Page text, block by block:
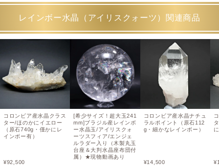
レインボー水晶（アイリスクォーツ）関連商品
コロンビア産水晶クラス
ター/ほのかにイエロー
（原石740g・僅かにレ
インボー有）
¥92,500
[希少サイズ！超大玉241
mm]ブラジル産レインボ
ー水晶玉/アイリスクォ
ーツスフィア/エンジェ
ルラダー入り（木製丸玉
台座＆大判水晶座布団付
属）★現物動画あり
コロンビア産水晶ナチュ
ラルポイント（原石112
g・細かなレインボー）
¥14,500 ¥